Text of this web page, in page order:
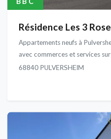
Résidence Les 3
Appartements neufs à
avec commerces et services
68840 PULVERSHEIM